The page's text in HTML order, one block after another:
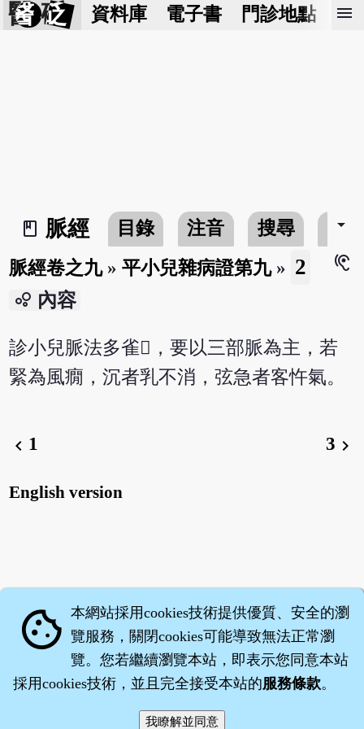
醫 砭 資料庫 電子書 門診地點 預
menu
book_2
脈經 目錄 注音 搜尋 書介
arrow_drop_down
脈經卷之九»平小兒雜病證第九» 2
hearing
bubble_chart 內容
診小兒脈法多雀𨷖，要以三部脈為主，若
緊為風癇，沉者乳不消，弦急者客忤氣。
chevron_left 1 3 chevron_right
English version
cookie 本網站採用cookies技術提供優質、安全的瀏
覽服務，關閉cookies可能導致無法正常瀏
覽。您若繼續瀏覽本站，即表示您同意本站
採用cookies技術，並且完全接受本站的服務條款。